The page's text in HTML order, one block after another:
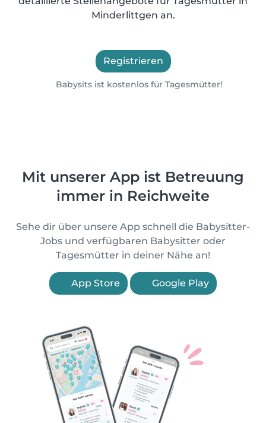
Minderlittgen an.
Registrieren
Babysits ist kostenlos für Tagesmütter!
Mit unserer App ist Betreuung
immer in Reichweite
Sehe dir über unsere App schnell die Babysitter-
Jobs und verfügbaren Babysitter oder
Tagesmütter in deiner Nähe an!
App Store Google Play